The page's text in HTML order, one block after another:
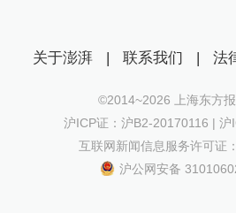
关于澎湃 | 联系我们 | 法
©2014~2026 上海东方
沪ICP证：沪B2-20170116 |
互联网新闻信息服务许可证
沪公网安备